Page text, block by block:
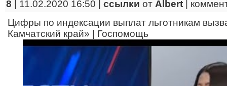
8 | 11.02.2020 16:50 | ссылки от Albert
Цифры по индексации выплат льготникам
Камчатский край» | Госпомощь